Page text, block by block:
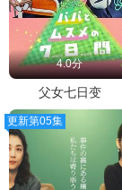
4.0分
父女七日变
更新第05集